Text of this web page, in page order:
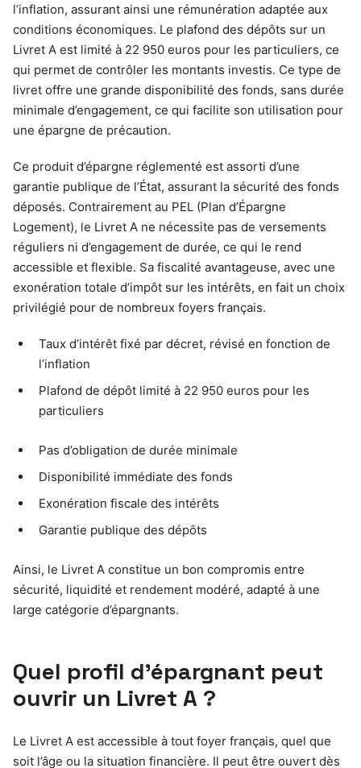
l’inflation, assurant ainsi une rémunération adaptée aux
conditions économiques. Le plafond des dépôts sur un
Livret A est limité à 22 950 euros pour les particuliers, ce
qui permet de contrôler les montants investis. Ce type de
livret offre une grande disponibilité des fonds, sans durée
minimale d’engagement, ce qui facilite son utilisation pour
une épargne de précaution.
Ce produit d’épargne réglementé est assorti d’une
garantie publique de l’État, assurant la sécurité des fonds
déposés. Contrairement au PEL (Plan d’Épargne
Logement), le Livret A ne nécessite pas de versements
réguliers ni d’engagement de durée, ce qui le rend
accessible et flexible. Sa fiscalité avantageuse, avec une
exonération totale d’impôt sur les intérêts, en fait un choix
privilégié pour de nombreux foyers français.
Taux d’intérêt fixé par décret, révisé en fonction de
l’inflation
Plafond de dépôt limité à 22 950 euros pour les
particuliers
Pas d’obligation de durée minimale
Disponibilité immédiate des fonds
Exonération fiscale des intérêts
Garantie publique des dépôts
Ainsi, le Livret A constitue un bon compromis entre
sécurité, liquidité et rendement modéré, adapté à une
large catégorie d’épargnants.
Quel profil d’épargnant peut
ouvrir un Livret A ?
Le Livret A est accessible à tout foyer français, quel que
soit l’âge ou la situation financière. Il peut être ouvert dès